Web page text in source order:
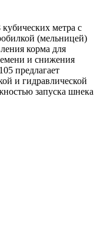
метра с
(мельницей)
корма для
и снижения
предлагает
и гидравлической
запуска шнека